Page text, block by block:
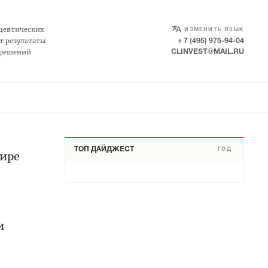
результаты
ИЗМЕНИТЬ ЯЗЫК
SELECT LANGUAGE
+ 7 (495) 975-94-04
CLINVEST@MAIL.RU
ТОП ДАЙДЖЕСТ ГОД